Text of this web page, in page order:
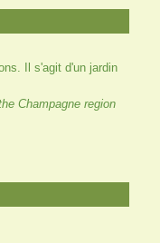
Il s'agit d'un jardin
Champagne region